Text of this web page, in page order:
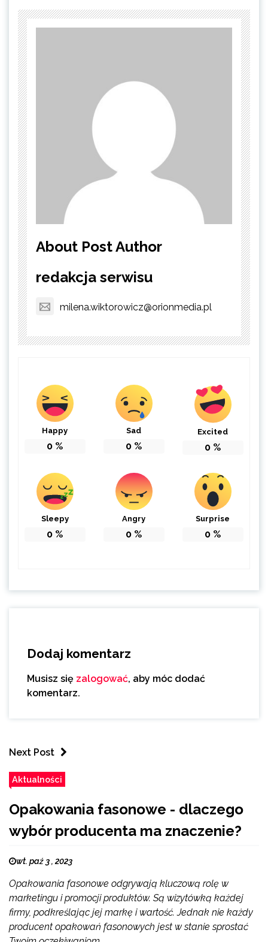
About Post Author
redakcja serwisu
milena.wiktorowicz@orionmedia.pl
Happy
0 %
Sad
0 %
Excited
0 %
Sleepy
0 %
Angry
0 %
Surprise
0 %
Dodaj komentarz
Musisz się zalogować, aby móc dodać
komentarz.
Next Post
Aktualności
Opakowania fasonowe - dlaczego
wybór producenta ma znaczenie?
wt. paź 3 , 2023
Opakowania fasonowe odgrywają kluczową rolę w
marketingu i promocji produktów. Są wizytówką każdej
firmy, podkreślając jej markę i wartość. Jednak nie każdy
producent opakowań fasonowych jest w stanie sprostać